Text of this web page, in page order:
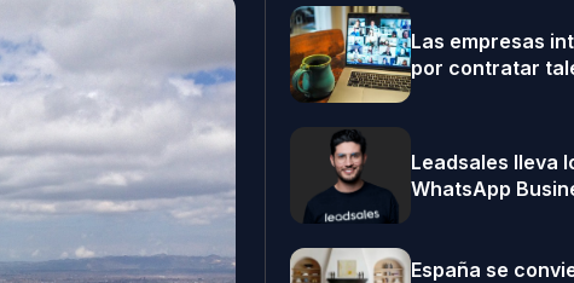
Las empresas
por contratar
Leadsales lleva
WhatsApp
España se